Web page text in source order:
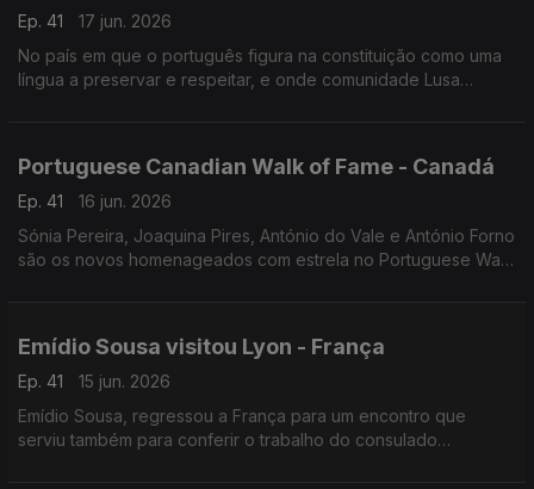
Ep. 41
17 jun. 2026
No país em que o português figura na constituição como uma
língua a preservar e respeitar, e onde comunidade Lusa
Portuguese Canadian Walk of Fame - Canadá
Ep. 41
16 jun. 2026
Sónia Pereira, Joaquina Pires, António do Vale e António Forno
são os novos homenageados com estrela no Portuguese Walk
Emídio Sousa visitou Lyon - França
Ep. 41
15 jun. 2026
Emídio Sousa, regressou a França para um encontro que
serviu também para conferir o trabalho do consulado